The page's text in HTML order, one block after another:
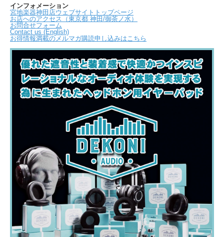
インフォメーション
宮地楽器神田店ウェブサイトトップページ
お店へのアクセス（東京都 神田/御茶ノ水）
お問合せフォーム
Contact us (English)
お得情報満載のメルマガ購読申し込みはこちら